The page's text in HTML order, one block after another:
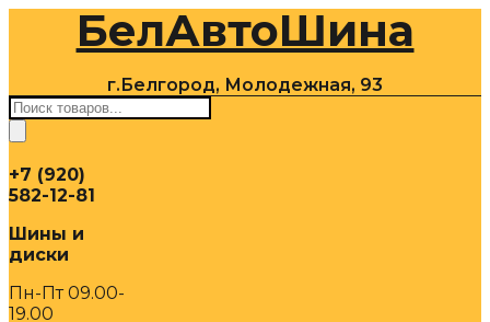
содержимомуБелАвтоШина
г.Белгород, Молодежная, 93
Поиск
товаров
+7 (920)
582-12-81
Шины и
диски
Пн-Пт 09.00-
19.00